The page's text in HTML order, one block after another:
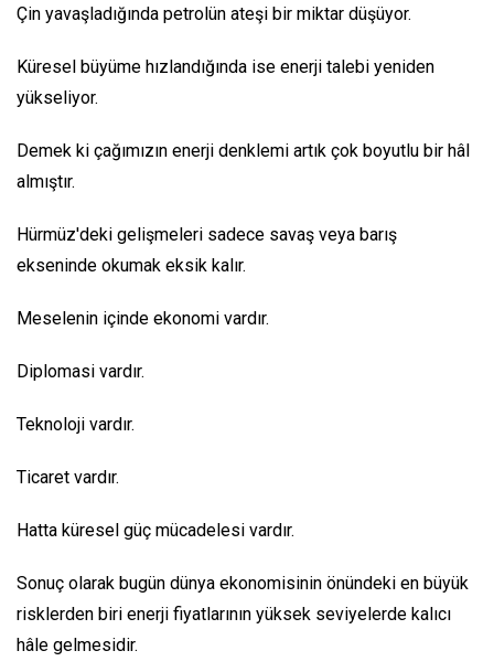
Çin yavaşladığında petrolün ateşi bir miktar düşüyor.
Küresel büyüme hızlandığında ise enerji talebi yeniden
yükseliyor.
Demek ki çağımızın enerji denklemi artık çok boyutlu bir hâl
almıştır.
Hürmüz'deki gelişmeleri sadece savaş veya barış
ekseninde okumak eksik kalır.
Meselenin içinde ekonomi vardır.
Diplomasi vardır.
Teknoloji vardır.
Ticaret vardır.
Hatta küresel güç mücadelesi vardır.
Sonuç olarak bugün dünya ekonomisinin önündeki en büyük
risklerden biri enerji fiyatlarının yüksek seviyelerde kalıcı
hâle gelmesidir.